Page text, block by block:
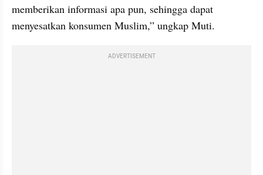
memberikan informasi apa pun, sehingga dapat
menyesatkan konsumen Muslim,” ungkap Muti.
ADVERTISEMENT